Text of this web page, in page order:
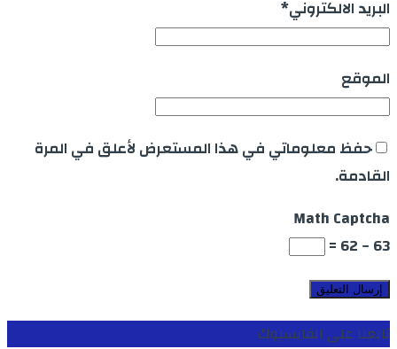
البريد الالكتروني*
الموقع
حفظ معلوماتي في هذا المستعرض لأعلق في المرة
القادمة.
Math Captcha
63 − 62 =
تابعنا على الفايسبوك